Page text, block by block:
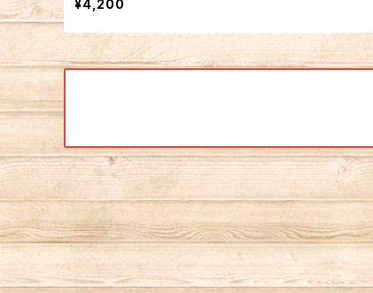
¥4,200